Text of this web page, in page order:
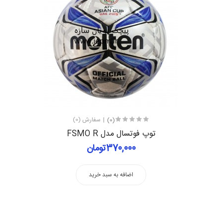
(0) سفارش (0)
توپ فوتسال مدل FSMO R
370,000تومان
اضافه به سبد خرید